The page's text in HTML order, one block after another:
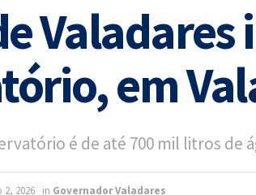
em
é de até 700 mil litros de
2, 2026 in Governador Valadares